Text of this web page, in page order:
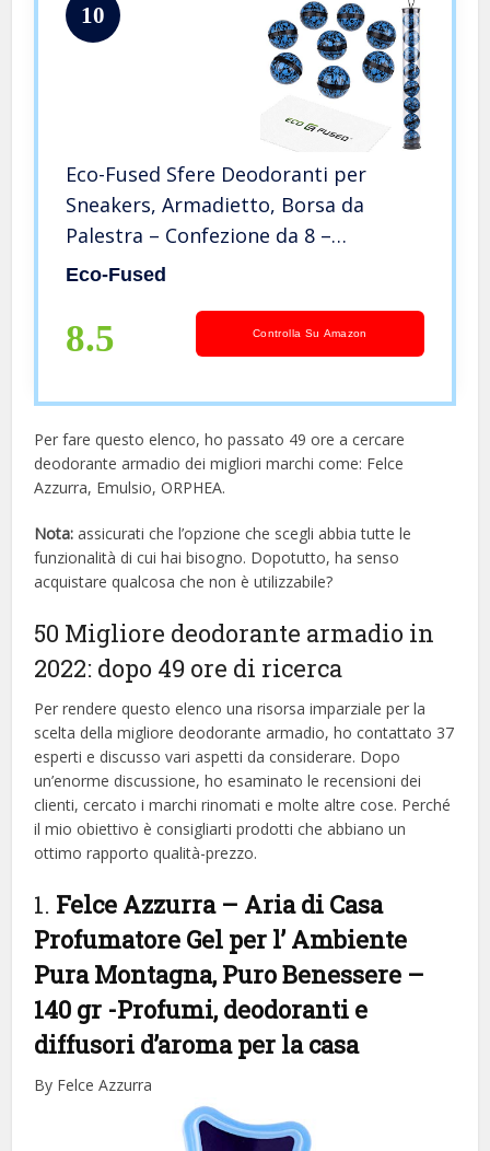
10
Eco-Fused Sfere Deodoranti per
Sneakers, Armadietto, Borsa da
Palestra – Confezione da 8 –
Neutralizza l’Odore di Sudore –
– Semplice Meccanismo – Fresco
Oceano
Eco-Fused
8.5 Controlla Su Amazon
Per fare questo elenco, ho passato 49 ore a cercare
deodorante armadio dei migliori marchi come: Felce
Azzurra, Emulsio, ORPHEA.
Nota: assicurati che l’opzione che scegli abbia tutte le
funzionalità di cui hai bisogno. Dopotutto, ha senso
acquistare qualcosa che non è utilizzabile?
50 Migliore deodorante armadio in
2022: dopo 49 ore di ricerca
Per rendere questo elenco una risorsa imparziale per la
scelta della migliore deodorante armadio, ​​ho contattato 37
esperti e discusso vari aspetti da considerare. Dopo
un’enorme discussione, ho esaminato le recensioni dei
clienti, cercato i marchi rinomati e molte altre cose. Perché
il mio obiettivo è consigliarti prodotti che abbiano un
ottimo rapporto qualità-prezzo.
1. Felce Azzurra – Aria di Casa
Profumatore Gel per l’ Ambiente
Pura Montagna, Puro Benessere –
140 gr -Profumi, deodoranti e
diffusori d’aroma per la casa
By Felce Azzurra